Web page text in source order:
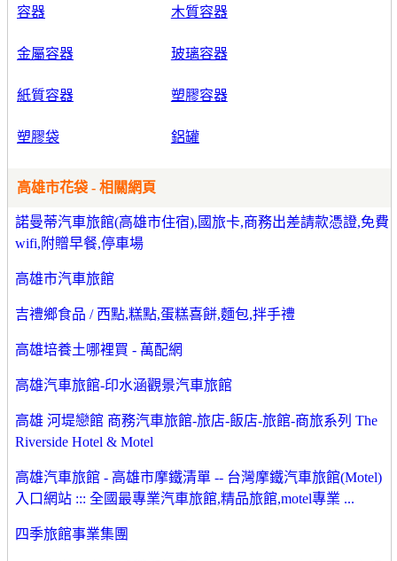
容器 木質容器
金屬容器 玻璃容器
紙質容器 塑膠容器
塑膠袋 鋁罐
高雄市花袋 - 相關網頁
諾曼蒂汽車旅館(高雄市住宿),國旅卡,商務出差請款憑證,免費
wifi,附贈早餐,停車場
高雄市汽車旅館
吉禮鄉食品 / 西點,糕點,蛋糕喜餅,麵包,拌手禮
高雄培養土哪裡買 - 萬配網
高雄汽車旅館-印水涵觀景汽車旅館
高雄 河堤戀館 商務汽車旅館-旅店-飯店-旅館-商旅系列 The
Riverside Hotel & Motel
高雄汽車旅館 - 高雄市摩鐵清單 -- 台灣摩鐵汽車旅館(Motel)
入口網站 ::: 全國最專業汽車旅館,精品旅館,motel專業 ...
四季旅館事業集團